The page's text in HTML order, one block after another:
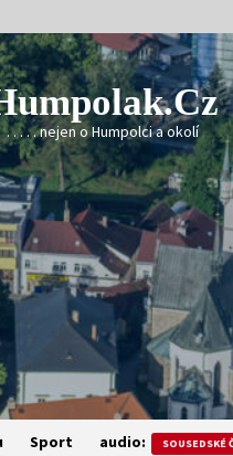
. . . . . nejen o Humpolci a okolí
Sport audio: SOUSEDSKÉ